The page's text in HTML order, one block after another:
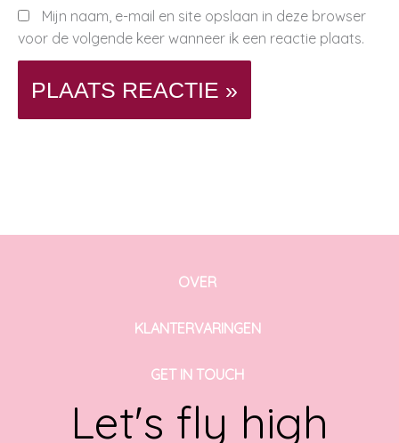
Mijn naam, e-mail en site opslaan in deze browser
voor de volgende keer wanneer ik een reactie plaats.
OVER
KLANTERVARINGEN
GET IN TOUCH
Let's fly high